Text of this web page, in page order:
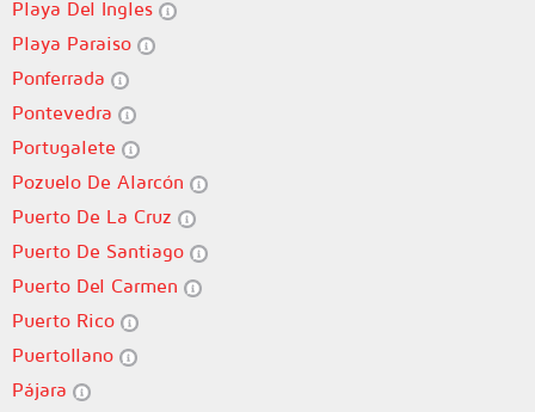
Playa Del Ingles
Playa Paraiso
Ponferrada
Pontevedra
Portugalete
Pozuelo De Alarcón
Puerto De La Cruz
Puerto De Santiago
Puerto Del Carmen
Puerto Rico
Puertollano
Pájara